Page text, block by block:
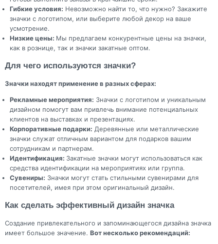
Гибкие условия: Невозможно найти то, что нужно? Закажите
значки с логотипом, или выберите любой декор на ваше
усмотрение.
Низкие цены: Мы предлагаем конкурентные цены на значки,
как в рознице, так и значки закатные оптом.
Для чего используются значки?
Значки находят применение в разных сферах:
Рекламные мероприятия: Значки с логотипом и уникальным
дизайном помогут вам привлечь внимание потенциальных
клиентов на выставках и презентациях.
Корпоративные подарки: Деревянные или металлические
значки служат отличным вариантом для подарков вашим
сотрудникам и партнерам.
Идентификация: Закатные значки могут использоваться как
средства идентификации на мероприятиях или группа.
Сувениры: Значки могут стать стильными сувенирами для
посетителей, имея при этом оригинальный дизайн.
Как сделать эффективный дизайн значка
Создание привлекательного и запоминающегося дизайна значка
имеет большое значение. Вот несколько рекомендаций: